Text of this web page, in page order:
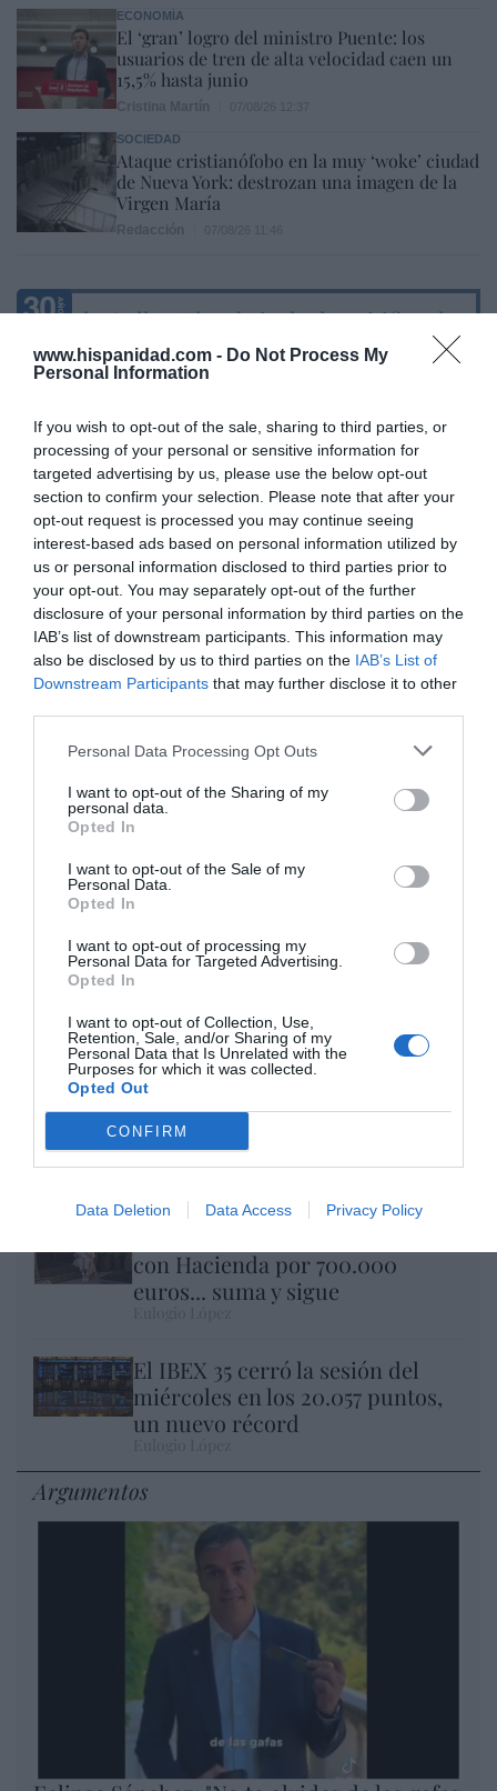
www.hispanidad.com - Do Not Process My
Personal Information
If you wish to opt-out of the sale, sharing to third parties, or
processing of your personal or sensitive information for
targeted advertising by us, please use the below opt-out
section to confirm your selection. Please note that after your
opt-out request is processed you may continue seeing
interest-based ads based on personal information utilized by
us or personal information disclosed to third parties prior to
your opt-out. You may separately opt-out of the further
disclosure of your personal information by third parties on the
IAB’s list of downstream participants. This information may
also be disclosed by us to third parties on the IAB’s List of
Downstream Participants that may further disclose it to other
Personal Data Processing Opt Outs
I want to opt-out of the Sharing of my
personal data.
Opted In
I want to opt-out of the Sale of my
Personal Data.
Opted In
I want to opt-out of processing my
Personal Data for Targeted Advertising.
Opted In
I want to opt-out of Collection, Use,
Retention, Sale, and/or Sharing of my
Personal Data that Is Unrelated with the
Purposes for which it was collected.
Opted Out
CONFIRM
Data Deletion Data Access Privacy Policy
ECONOMÍA
El ‘gran’ logro del ministro Puente: los
usuarios de tren de alta velocidad caen un
15,5% hasta junio
SOCIEDAD
Ataque cristianófobo en la muy ‘woke’ ciudad
de Nueva York: destrozan una imagen de la
Virgen María
Marcelo Gullo: “El trabajo de desmitificar la
historia, de poner la verdadera, de
desmontar la falsificación, es un trabajo
por Hispanidad
Artículos anteriores
DIARIO DE LA CORRUPCIÓN SANCHISTA
Diario de la corrupción sanchista. Hazte
Oír se manifiesta delante de La Mareta:
“Pedro Sánchez es un criminal”
por Redacción
Artículos anteriores
Opinión
Enormes minucias
por Eulogio López
Nokia, Ericsson... Huawei: lo que importan
son las patentes
con Hacienda por 700.000
euros... suma y sigue
El IBEX 35 cerró la sesión del
miércoles en los 20.057 puntos,
un nuevo récord
Argumentos